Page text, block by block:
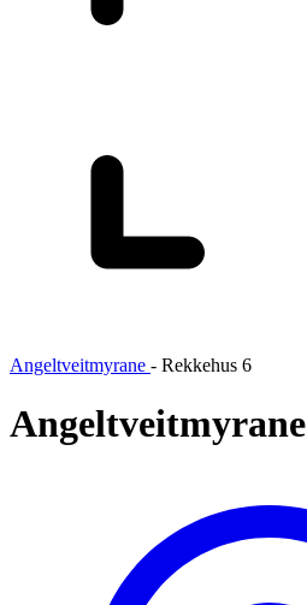
Angeltveitmyrane - Rekkehus 6
Angeltveitmyrane